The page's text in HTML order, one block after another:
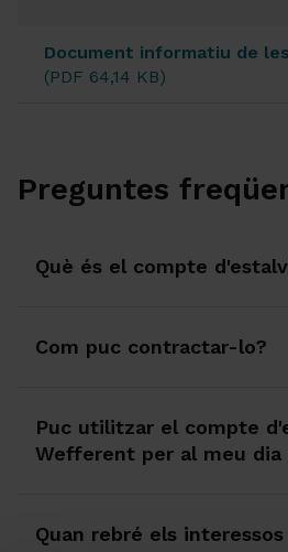
Document informatiu de
(PDF 64,14 KB)
Preguntes
Què és el compte
Com puc contractar-lo?
Puc utilitzar el compte
Wefferent per al meu dia
Quan rebré els